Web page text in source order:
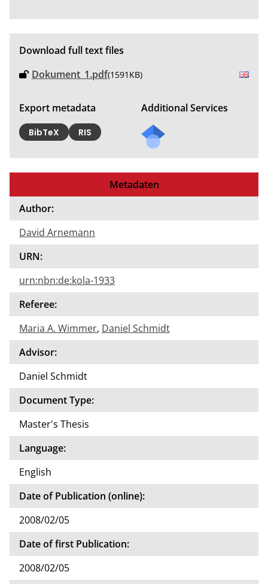
Download full text files
Dokument_1.pdf(1591KB)
Export metadata
BibTeX RIS
Additional Services
Metadaten
Author:
David Arnemann
URN:
urn:nbn:de:kola-1933
Referee:
Maria A. Wimmer, Daniel Schmidt
Advisor:
Daniel Schmidt
Document Type:
Master's Thesis
Language:
English
Date of Publication (online):
2008/02/05
Date of first Publication:
2008/02/05